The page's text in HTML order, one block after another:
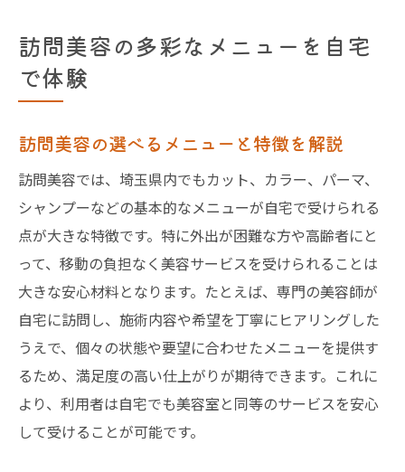
訪問美容の個人宅対応サービスのメリット
埼玉県で選ぶ訪問美容の安心ポイント
訪問美容を埼玉県で安心して利用する方法
徴
訪問美容師の選び方と信頼できる基準
訪問美容の介護や個人宅での安心ポイント
埼玉の訪問美容で重視したい安全対策
カットやカラーも対応可能な訪問美容の魅力
訪問美容でカットや白髪染めも安心施術
自宅で叶うカラーやパーマの訪問美容体験
埼玉県で人気のカットやカラーの訪問美容
訪問美容の技術力と施術満足度を知る
カットやカラーを自宅で受けるメリット
訪問美容の多彩なメニューを自宅
で体験
訪問美容の選べるメニューと特徴を解説
訪問美容では、埼玉県内でもカット、カラー、パーマ、
シャンプーなどの基本的なメニューが自宅で受けられる
点が大きな特徴です。特に外出が困難な方や高齢者にと
って、移動の負担なく美容サービスを受けられることは
大きな安心材料となります。たとえば、専門の美容師が
自宅に訪問し、施術内容や希望を丁寧にヒアリングした
うえで、個々の状態や要望に合わせたメニューを提供す
るため、満足度の高い仕上がりが期待できます。これに
より、利用者は自宅でも美容室と同等のサービスを安心
して受けることが可能です。